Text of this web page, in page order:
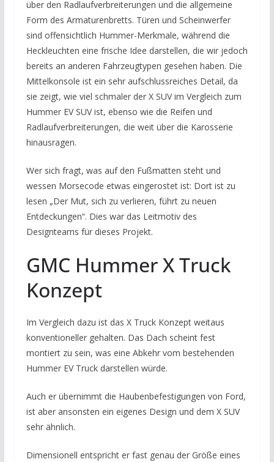
über den Radlaufverbreiterungen und die allgemeine
Form des Armaturenbretts. Türen und Scheinwerfer
sind offensichtlich Hummer-Merkmale, während die
Heckleuchten eine frische Idee darstellen, die wir jedoch
bereits an anderen Fahrzeugtypen gesehen haben. Die
Mittelkonsole ist ein sehr aufschlussreiches Detail, da
sie zeigt, wie viel schmaler der X SUV im Vergleich zum
Hummer EV SUV ist, ebenso wie die Reifen und
Radlaufverbreiterungen, die weit über die Karosserie
hinausragen.
Wer sich fragt, was auf den Fußmatten steht und
wessen Morsecode etwas eingerostet ist: Dort ist zu
lesen „Der Mut, sich zu verlieren, führt zu neuen
Entdeckungen“. Dies war das Leitmotiv des
Designteams für dieses Projekt.
GMC Hummer X Truck
Konzept
Im Vergleich dazu ist das X Truck Konzept weitaus
konventioneller gehalten. Das Dach scheint fest
montiert zu sein, was eine Abkehr vom bestehenden
Hummer EV Truck darstellen würde.
Auch er übernimmt die Haubenbefestigungen von Ford,
ist aber ansonsten ein eigenes Design und dem X SUV
sehr ähnlich.
Dimensionell entspricht er fast genau der Größe eines